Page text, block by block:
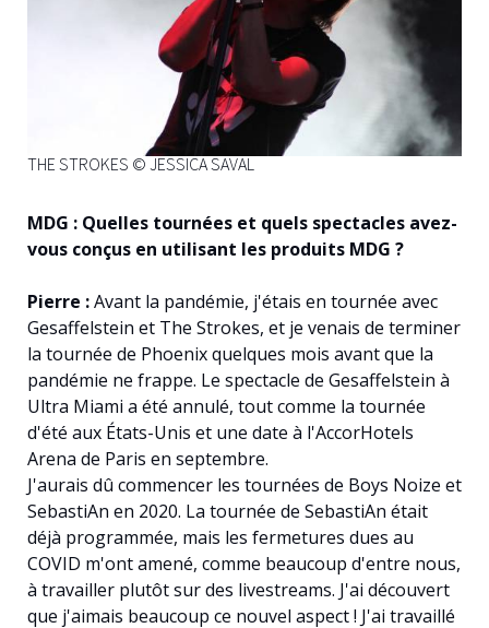
THE STROKES © JESSICA SAVAL
MDG : Quelles tournées et quels spectacles avez-
vous conçus en utilisant les produits MDG ?
Pierre :Avant la pandémie, j'étais en tournée avec
Gesaffelstein et The Strokes, et je venais de terminer
la tournée de Phoenix quelques mois avant que la
pandémie ne frappe. Le spectacle de Gesaffelstein à
Ultra Miami a été annulé, tout comme la tournée
d'été aux États-Unis et une date à l'AccorHotels
Arena de Paris en septembre.
J'aurais dû commencer les tournées de Boys Noize et
SebastiAn en 2020. La tournée de SebastiAn était
déjà programmée, mais les fermetures dues au
COVID m'ont amené, comme beaucoup d'entre nous,
à travailler plutôt sur des livestreams. J'ai découvert
que j'aimais beaucoup ce nouvel aspect ! J'ai travaillé